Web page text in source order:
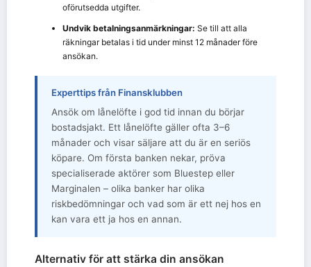
oförutsedda utgifter.
Undvik betalningsanmärkningar: Se till att alla
räkningar betalas i tid under minst 12 månader före
ansökan.
Experttips från Finansklubben
Ansök om lånelöfte i god tid innan du börjar
bostadsjakt. Ett lånelöfte gäller ofta 3–6
månader och visar säljare att du är en seriös
köpare. Om första banken nekar, pröva
specialiserade aktörer som Bluestep eller
Marginalen – olika banker har olika
riskbedömningar och vad som är ett nej hos en
kan vara ett ja hos en annan.
Alternativ för att stärka din ansökan